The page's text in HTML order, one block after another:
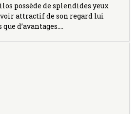
possède de splendides yeux
attractif de son regard lui
d’avantages.…